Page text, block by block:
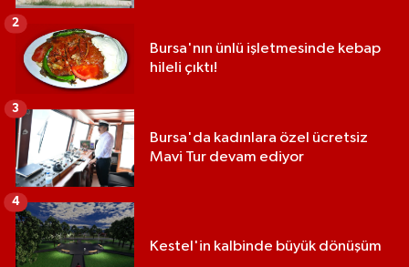
Bursa'nın ünlü işletmesinde kebap
hileli çıktı!
2
Bursa'da kadınlara özel ücretsiz
Mavi Tur devam ediyor
3
Kestel'in kalbinde büyük dönüşüm
4